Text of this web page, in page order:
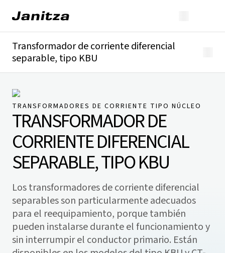
Transformador de corriente diferencial
separable, tipo KBU
Detalles técnicos
Descargas
TRANSFORMADORES DE CORRIENTE TIPO NÚCLEO
TRANSFORMADOR DE
CORRIENTE DIFERENCIAL
SEPARABLE, TIPO KBU
Los transformadores de corriente diferencial
separables son particularmente adecuados
para el reequipamiento, porque también
pueden instalarse durante el funcionamiento y
sin interrumpir el conductor primario. Están